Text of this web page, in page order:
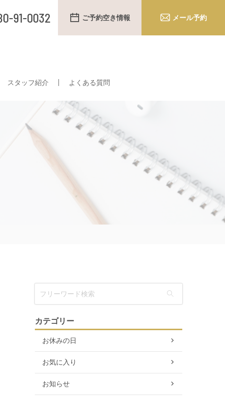
スタッフ紹介 よくある質問
91-0032 ご予約空き情報 メール予約
カテゴリー
お休みの日
お気に入り
お知らせ